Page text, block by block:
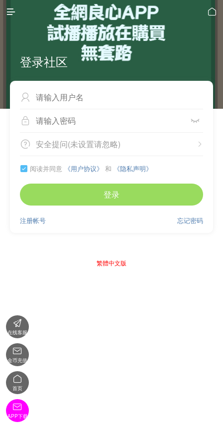
 
登录社区

 
 
安全提问(未设置请忽略)
 阅读并同意 《用户协议》 和 《隐私声明》
登录
忘记密码
注册帐号
繁體中文版

在线客服

金币充值

首页

APP下载